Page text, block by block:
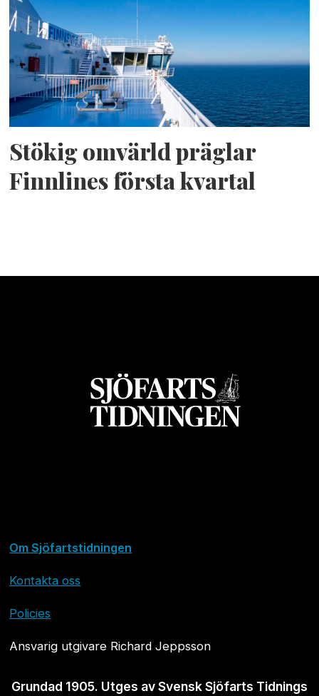
Stökig omvärld präglar
Finnlines första kvartal
Om Sjöfartstidningen
Kontakta oss
Policies
Ansvarig utgivare Richard Jeppsson
Grundad 1905. Utges av Svensk Sjöfarts Tidnings